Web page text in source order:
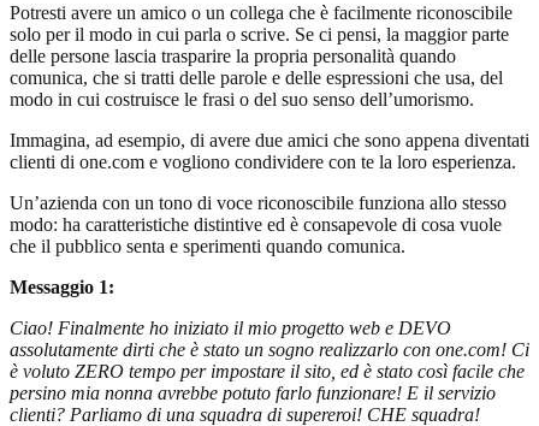
Potresti avere un amico o un collega che è facilmente riconoscibile
solo per il modo in cui parla o scrive. Se ci pensi, la maggior parte
delle persone lascia trasparire la propria personalità quando
comunica, che si tratti delle parole e delle espressioni che usa, del
modo in cui costruisce le frasi o del suo senso dell’umorismo.
Immagina, ad esempio, di avere due amici che sono appena diventati
clienti di one.com e vogliono condividere con te la loro esperienza.
Un’azienda con un tono di voce riconoscibile funziona allo stesso
modo: ha caratteristiche distintive ed è consapevole di cosa vuole
che il pubblico senta e sperimenti quando comunica.
Messaggio 1:
Ciao! Finalmente ho iniziato il mio progetto web e DEVO
assolutamente dirti che è stato un sogno realizzarlo con one.com! Ci
è voluto ZERO tempo per impostare il sito, ed è stato così facile che
persino mia nonna avrebbe potuto farlo funzionare! E il servizio
clienti? Parliamo di una squadra di supereroi! CHE squadra!